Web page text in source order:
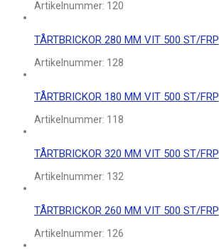
Artikelnummer: 120
TÅRTBRICKOR 280 MM VIT 500 ST/FRP
Artikelnummer: 128
TÅRTBRICKOR 180 MM VIT 500 ST/FRP
Artikelnummer: 118
TÅRTBRICKOR 320 MM VIT 500 ST/FRP
Artikelnummer: 132
TÅRTBRICKOR 260 MM VIT 500 ST/FRP
Artikelnummer: 126